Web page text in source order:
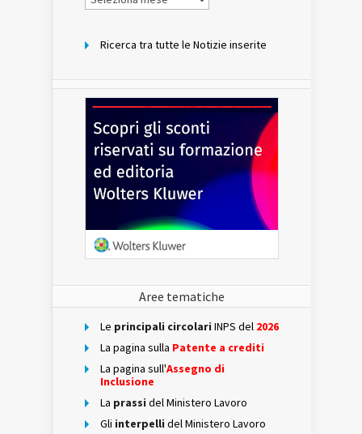
per
Ricerca tra tutte le Notizie inserite
Aree tematiche
Le principali circolari INPS del 2026
La pagina sulla Patente a crediti
La pagina sull'Assegno di
Inclusione
La prassi del Ministero Lavoro
Gli interpelli del Ministero Lavoro